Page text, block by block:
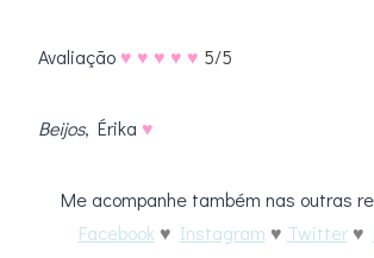
Avaliação ♥ ♥ ♥ ♥ ♥ 5/5
Beijos, Érika ♥
Me acompanhe também nas outras
Facebook ♥ Instagram ♥ Twitter ♥